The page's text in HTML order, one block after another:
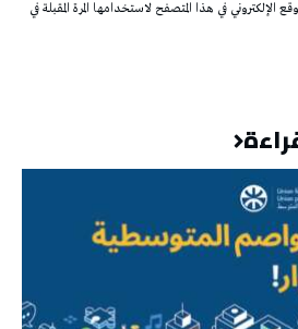
الإلكتروني في هذا المتصفح لاستخدامها المرة المقبلة في